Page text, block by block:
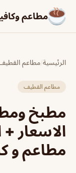
مطاعم
الرئيسية/مطاعم
مطاعم القطيف
مطبخ
الاسعار +
مطاعم و